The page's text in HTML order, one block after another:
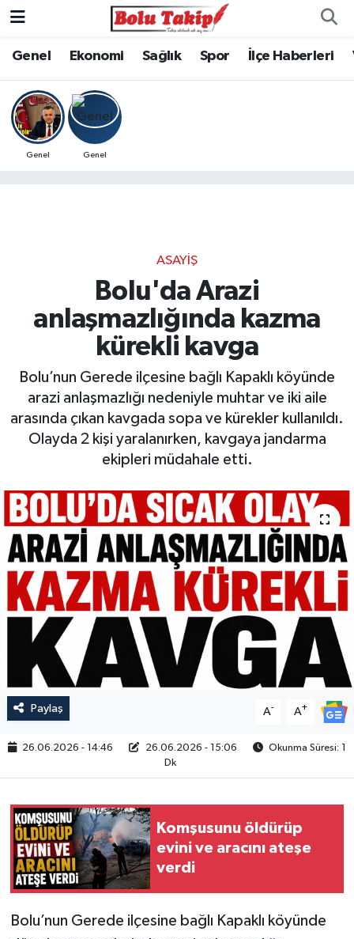
Genel Ekonomi Sağlık Spor İlçe Haberleri
Genel Genel
ASAYIŞ
Bolu'da Arazi
anlaşmazlığında kazma
kürekli kavga
Bolu’nun Gerede ilçesine bağlı Kapaklı köyünde
arazi anlaşmazlığı nedeniyle muhtar ve iki aile
arasında çıkan kavgada sopa ve kürekler kullanıldı.
Olayda 2 kişi yaralanırken, kavgaya jandarma
ekipleri müdahale etti.
Paylaş A- A+
26.06.2026 - 14:46 26.06.2026 - 15:06
Okunma Süresi: 1
Dk
Komşusunu öldürüp
evini ve aracını ateşe
verdi
Bolu’nun Gerede ilçesine bağlı Kapaklı köyünde